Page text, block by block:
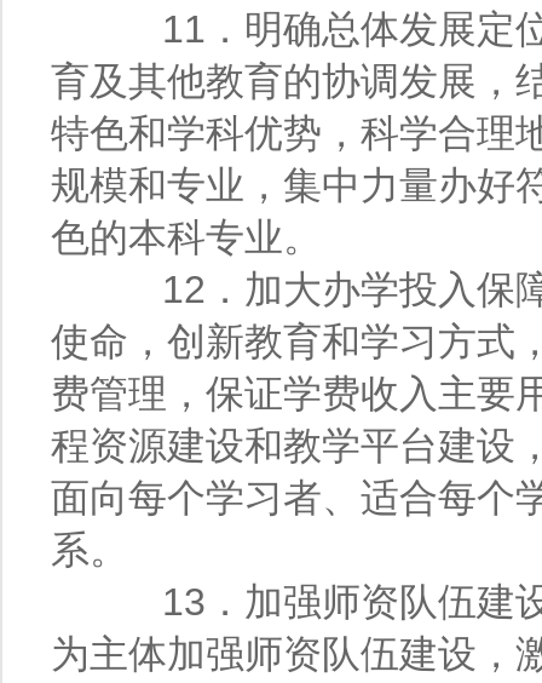
11．明确总体发展定位
育及其他教育的协调发展，
特色和学科优势，科学合理
规模和专业，集中力量办好
色的本科专业。
12．加大办学投入保障
使命，创新教育和学习方式
费管理，保证学费收入主要
程资源建设和教学平台建设
面向每个学习者、适合每个
系。
13．加强师资队伍建设
为主体加强师资队伍建设，